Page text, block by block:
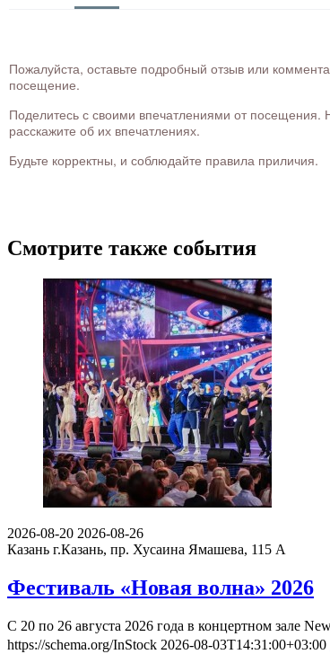
Пожалуйста, оставьте подробный отзыв или
посещение.
Поделитесь с своими впечатлениями от
расскажите об их впечатлениях.
Будьте корректны, и соблюдайте правила приличия.
Смотрите также события
2026-08-20 2026-08-26
Казань г.Казань, пр. Хусаина Ямашева, 115 A
Фестиваль «Новая волна» 2026
С 20 по 26 августа 2026 года в концертном зале
https://schema.org/InStock 2026-08-03T14:31:00+03:00